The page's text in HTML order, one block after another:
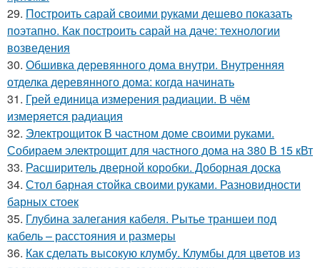
29. Построить сарай своими руками дешево показать
поэтапно. Как построить сарай на даче: технологии
возведения
30. Обшивка деревянного дома внутри. Внутренняя
отделка деревянного дома: когда начинать
31. Грей единица измерения радиации. В чём
измеряется радиация
32. Электрощиток В частном доме своими руками.
Собираем электрощит для частного дома на 380 В 15 кВт
33. Расширитель дверной коробки. Доборная доска
34. Стол барная стойка своими руками. Разновидности
барных стоек
35. Глубина залегания кабеля. Рытье траншеи под
кабель – расстояния и размеры
36. Как сделать высокую клумбу. Клумбы для цветов из